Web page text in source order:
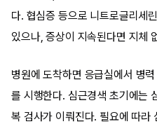
다. 협심증 등으로 니트로글리세
있으나, 증상이 지속된다면 지체
병원에 도착하면 응급실에서 병
를 시행한다. 심근경색 초기에는
복 검사가 이뤄진다. 필요에 따라